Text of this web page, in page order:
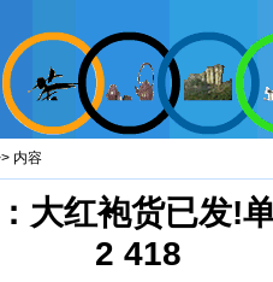
内容
大红袍货已发!
2 418